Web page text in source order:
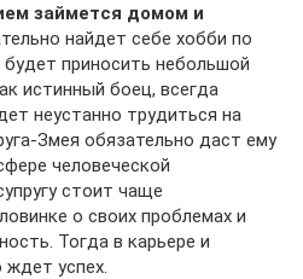
займется домом и
найдет себе хобби по
приносить небольшой
истинный боец, всегда
неустанно трудиться на
Змея обязательно даст ему
человеческой
стоит чаще
о своих проблемах и
Тогда в карьере и
успех.